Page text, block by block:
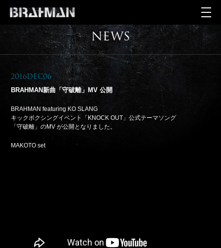
NEWS
2016Dec06
BRAHMAN新曲「守破離」MV 公開
BRAHMAN featuring KO SLANG
キックボクシングイベント「KNOCK OUT」公式テーマソング
「守破離」のMV が公開となりました。
MAKOTO set